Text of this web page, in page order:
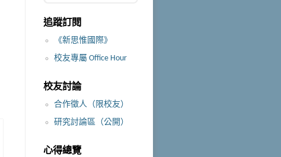
追蹤訂閱
《新思惟國際》
校友專屬 Office Hour
校友討論
合作徵人（限校友）
研究討論區（公開）
心得總覽